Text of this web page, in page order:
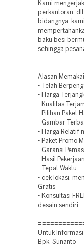
Kami
perkantoran,
bidangnya,
baku besi
sehingga
Alasan
- Telah
- Harga
- Kualitas
- Pilihan Paket
- Gambar
- Harga Relatif
- Paket Promo
- Garansi
- Hasil
- Tepat Waktu
- cek lokasi,
Gratis
- Konsultasi
desain sendiri
Untuk
Bpk. Sunanto